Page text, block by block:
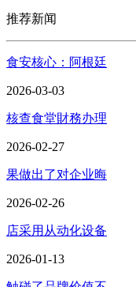
推荐新闻
食安核心：阿根廷
2026-03-03
核查食堂財務办理
2026-02-27
果做出了对企业晦
2026-02-26
店采用从动化设备
2026-01-13